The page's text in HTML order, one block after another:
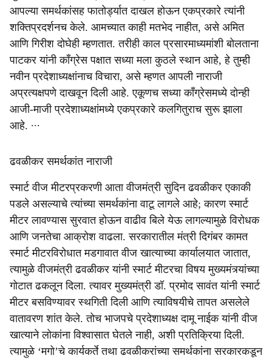
आपल्‍या समर्थकांसह फातोर्ड्यात दाखल होऊन एकप्रकारे त्‍यांनी
शक्तिप्रदर्शनच केले. आमच्‍यात काही मतभेद नाहीत, असे अमित
आणि गिरीश दोघेही म्‍हणतात. तरीही काल प्रसारमाध्‍यमांशी बोलताना
पाटकर यांनी काँग्रेस पक्षात सध्‍या मला कुठले स्‍थान आहे, हे तुम्‍ही
नवीन प्रदेशाध्‍यक्षांनाच विचारा, असे म्‍हणत आपली नाराजी
अप्रत्‍यक्षपणे दाखवून दिली आहे. एकूणच सध्‍या काँग्रेसमध्‍ये दाेन्‍ही
आजी-माजी प्रदेशाध्‍यक्षांमध्‍ये एकप्रकारे कलगितुराच सुरू झाला
आहे. ∙∙∙
ढवळीकर समर्थकांत नाराजी
स्मार्ट वीज मीटरप्रकरणी आता वीजमंत्री सुदिन ढवळीकर एकाकी
पडले असल्याचे त्यांच्या समर्थकांना वाटू लागले आहे; कारण स्मार्ट
मीटर लावण्यास सुरवात होऊन वाढीव बिले येऊ लागल्यामुळे विरोधक
आणि जनतेचा आक्रोश वाढला. सरकारातील मंत्री दिगंबर कामत
स्मार्ट मीटरविरोधात मडगावात वीज खात्याच्या कार्यालयात जातात,
त्यामुळे वीजमंत्री ढवळीकर यांनी स्मार्ट मीटरचा विषय मुख्यमंत्र्यांच्या
गोटात ढकलून दिला. त्यावर मुख्यमंत्री डॉ. प्रमोद सावंत यांनी स्मार्ट
मीटर बसविण्यावर स्थगिती दिली आणि त्याविषयीचे तापत असलेले
वातावरण शांत केले. तोच भाजपचे प्रदेशाध्यक्ष दामू नाईक यांनी वीज
खात्याने लोकांना विश्वासात घेतले नाही, अशी प्रतिक्रिया दिली.
त्यामुळे ‘मगो’चे कार्यकर्ते तथा ढवळीकरांच्या समर्थकांना सरकारकडून